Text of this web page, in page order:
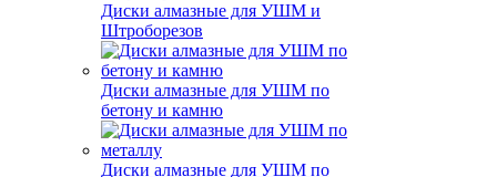
Диски алмазные для УШМ и
Штроборезов
Диски алмазные для УШМ по
бетону и камню
Диски алмазные для УШМ по